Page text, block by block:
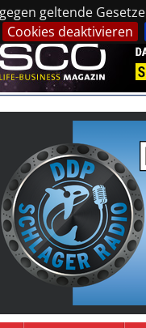
geltende
Cookies deaktivieren